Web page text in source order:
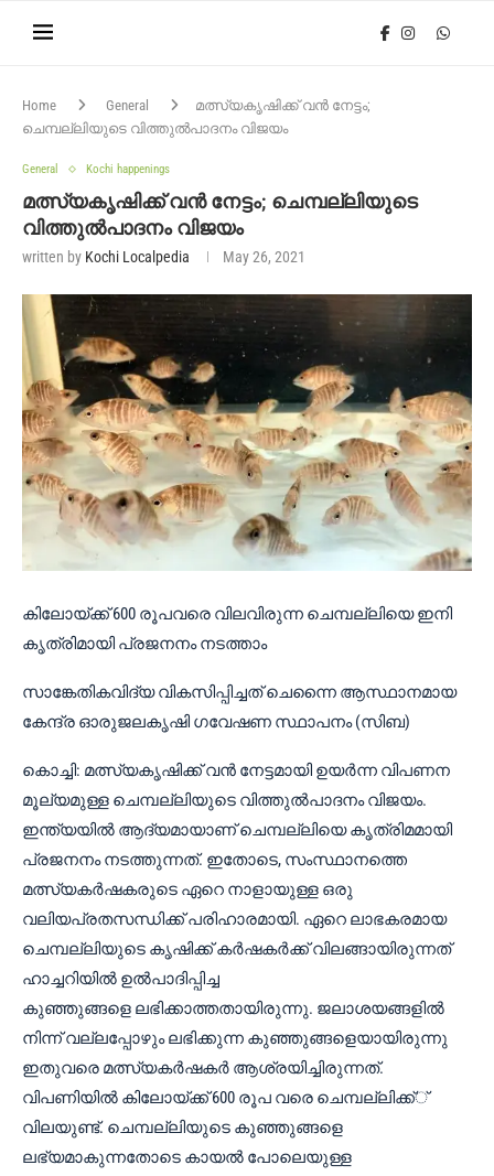
Home General
മത്സ്യകൃഷിക്ക് വൻ നേട്ടം;
ചെമ്പല്ലിയുടെ വിത്തുൽപാദനം വിജയം
General Kochi happenings
മത്സ്യകൃഷിക്ക് വൻ നേട്ടം; ചെമ്പല്ലിയുടെ
വിത്തുൽപാദനം വിജയം
written by Kochi Localpedia May 26, 2021
കിലോയ്ക്ക് 600 രൂപവരെ വിലവിരുന്ന ചെമ്പല്ലിയെ ഇനി
കൃത്രിമായി പ്രജനനം നടത്താം
സാങ്കേതികവിദ്യ വികസിപ്പിച്ചത് ചെന്നൈ ആസ്ഥാനമായ
കേന്ദ്ര ഓരുജലകൃഷി ഗവേഷണ സ്ഥാപനം (സിബ)
കൊച്ചി: മത്സ്യകൃഷിക്ക് വൻ നേട്ടമായി ഉയർന്ന വിപണന
മൂല്യമുള്ള ചെമ്പല്ലിയുടെ വിത്തുൽപാദനം വിജയം.
ഇന്ത്യയിൽ ആദ്യമായാണ് ചെമ്പല്ലിയെ കൃത്രിമമായി
പ്രജനനം നടത്തുന്നത്. ഇതോടെ, സംസ്ഥാനത്തെ
മത്സ്യകർഷകരുടെ ഏറെ നാളായുള്ള ഒരു
വലിയപ്രതസന്ധിക്ക് പരിഹാരമായി. ഏറെ ലാഭകരമായ
ചെമ്പല്ലിയുടെ കൃഷിക്ക് കർഷകർക്ക് വിലങ്ങായിരുന്നത്
ഹാച്ചറിയിൽ ഉൽപാദിപ്പിച്ച
കുഞ്ഞുങ്ങളെ ലഭിക്കാത്തതായിരുന്നു. ജലാശയങ്ങളിൽ
നിന്ന് വല്ലപ്പോഴും ലഭിക്കുന്ന കുഞ്ഞുങ്ങളെയായിരുന്നു
ഇതുവരെ മത്സ്യകർഷകർ ആശ്രയിച്ചിരുന്നത്.
വിപണിയിൽ കിലോയ്ക്ക് 600 രൂപ വരെ ചെമ്പല്ലിക്ക്്
വിലയുണ്ട്. ചെമ്പല്ലിയുടെ കുഞ്ഞുങ്ങളെ
ലഭ്യമാകുന്നതോടെ കായൽ പോലെയുള്ള